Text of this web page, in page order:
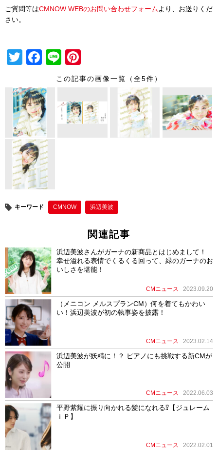
ご質問等はCMNOW WEBのお問い合わせフォームより、お送りくだ
さい。
T
tt
er
F
c
e
b
o
o
k
Li
n
nt
e
st
この記事の画像一覧（全5件）
キーワード CMNOW 浜辺美波
関連記事
浜辺美波さんがガーナの新商品とはじめまして！
幸せ溢れる表情でくるくる回って、緑のガーナのお
いしさを堪能！
CMニュース 2023.09.20
（メニコン メルスプランCM）何を着てもかわい
い！浜辺美波が初の執事姿を披露！
CMニュース 2023.02.14
浜辺美波が妖精に！？ ピアノにも挑戦する新CMが
公開
CMニュース 2022.06.03
平野紫耀に振り向かれる髪になれる⁉【ジュレーム
ｉＰ】
CMニュース 2022.02.01